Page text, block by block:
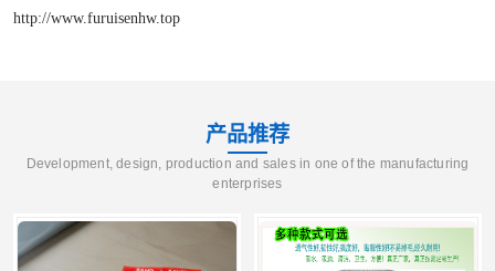
http://www.furuisenhw.top
产品推荐
Development, design, production and sales in one of the manufacturing
enterprises